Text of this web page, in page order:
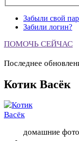
Забыли свой
Забили логин?
ПОМОЧЬ СЕЙЧАС
Последнее
Котик Васёк
домашние